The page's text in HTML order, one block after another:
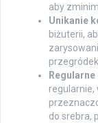
aby
Unikanie
biżuterii,
regularnie,
do srebra,